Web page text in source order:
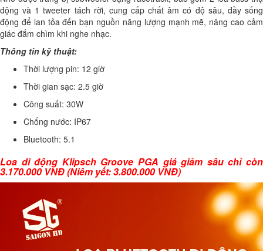
động và 1 tweeter tách rời, cung cấp chất âm có độ sâu, đầy sống
động để lan tỏa đến bạn nguồn năng lượng mạnh mẽ, nâng cao cảm
giác đắm chìm khi nghe nhạc.
Thông tin kỹ thuật:
Thời lượng pin: 12 giờ
Thời gian sạc: 2.5 giờ
Công suất: 30W
Chống nước: IP67
Bluetooth: 5.1
Loa di động Klipsch Groove PGA giá giảm sâu chỉ còn
3.170.000 VNĐ(Niêm yết:3.800.000 VNĐ)